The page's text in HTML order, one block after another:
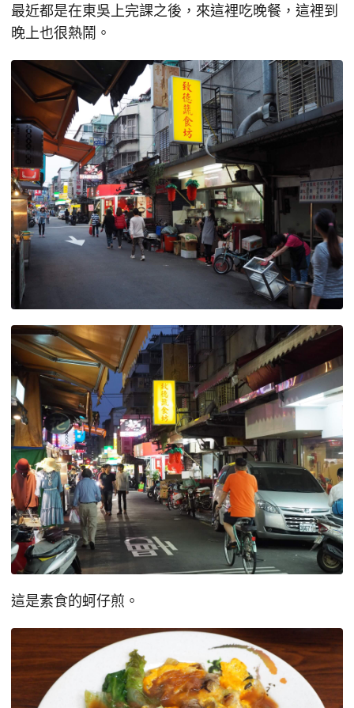
最近都是在東吳上完課之後，來這裡吃晚餐，這裡到
晚上也很熱鬧。
這是素食的蚵仔煎。